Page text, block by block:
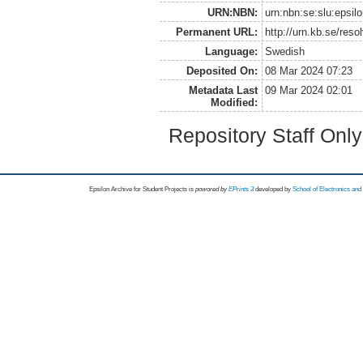
URN:NBN:
Permanent URL:
http://urn.kb.se/
Language:
Swedish
Deposited On:
08 Mar 2024 07:23
Metadata Last
Modified:
09 Mar 2024 02:01
Repository Staff
Epsilon Archive for Student Projects is powored byEPrints 3 developed by School of Electronics